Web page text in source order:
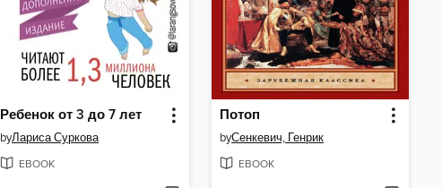
Ребенок от 3 до 7 лет
byЛариса Суркова
EBOOK
Потоп
byСенкевич, Генрик
EBOOK